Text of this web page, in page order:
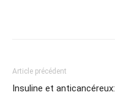
Article précédent
Insuline et anticancéreux: